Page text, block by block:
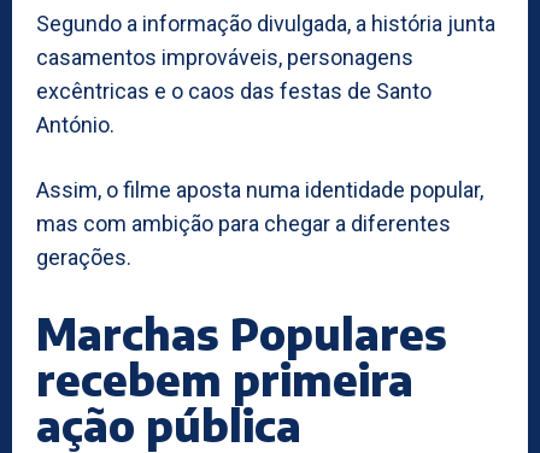
Segundo a informação divulgada, a história junta
casamentos improváveis, personagens
excêntricas e o caos das festas de Santo
António.
Assim, o filme aposta numa identidade popular,
mas com ambição para chegar a diferentes
gerações.
Marchas Populares
recebem primeira
ação pública